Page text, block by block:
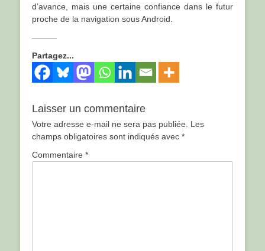
d’avance, mais une certaine confiance dans le futur
proche de la navigation sous Android.
———
Partagez...
Laisser un commentaire
Votre adresse e-mail ne sera pas publiée. Les
champs obligatoires sont indiqués avec *
Commentaire *